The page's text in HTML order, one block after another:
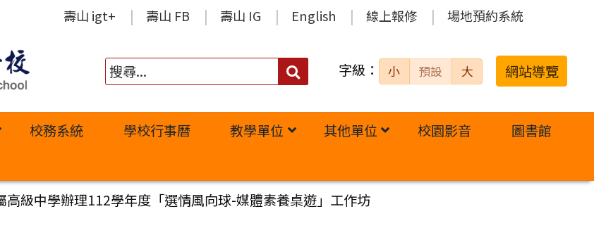
壽山 igt+ 壽山 FB 壽山 IG English 線上報修 場地預約系統
搜
字級： 小 預設 大 網站導覽
校務系統 學校行事曆 教學單位 其他單位 校園影音
圖書館
高級中學辦理112學年度「選情風向球-媒體素養桌遊」工作坊